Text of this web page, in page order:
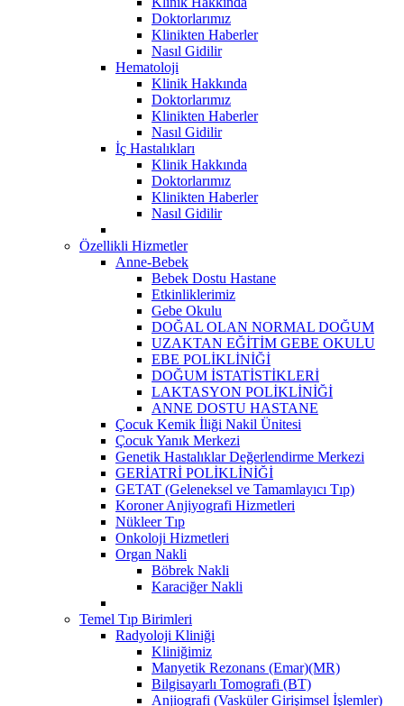
Doktorlarımız
Klinikten Haberler
Nasıl Gidilir
Hematoloji
Klinik Hakkında
Doktorlarımız
Klinikten Haberler
Nasıl Gidilir
İç Hastalıkları
Klinik Hakkında
Doktorlarımız
Klinikten Haberler
Nasıl Gidilir
Özellikli Hizmetler
Anne-Bebek
Bebek Dostu Hastane
Etkinliklerimiz
Gebe Okulu
DOĞAL OLAN NORMAL DOĞUM
UZAKTAN EĞİTİM GEBE OKULU
EBE POLİKLİNİĞİ
DOĞUM İSTATİSTİKLERİ
LAKTASYON POLİKLİNİĞİ
ANNE DOSTU HASTANE
Çocuk Kemik İliği Nakil Ünitesi
Çocuk Yanık Merkezi
Genetik Hastalıklar Değerlendirme Merkezi
GERİATRİ POLİKLİNİĞİ
GETAT (Geleneksel ve Tamamlayıcı Tıp)
Koroner Anjiyografi Hizmetleri
Nükleer Tıp
Onkoloji Hizmetleri
Organ Nakli
Böbrek Nakli
Karaciğer Nakli
Temel Tıp Birimleri
Radyoloji Kliniği
Kliniğimiz
Manyetik Rezonans (Emar)(MR)
Bilgisayarlı Tomografi (BT)
Anjiografi (Vasküler Girişimsel İşlemler)